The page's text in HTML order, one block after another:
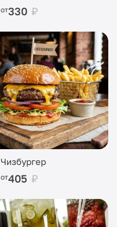
от330 ₽
Чизбургер
от405 ₽